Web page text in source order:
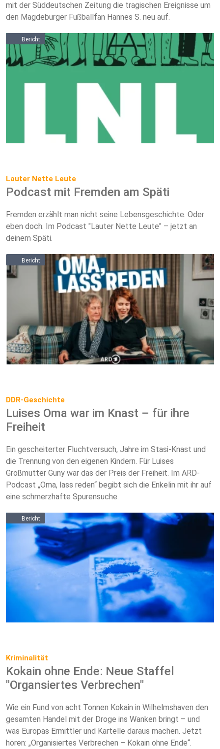
mit der Süddeutschen Zeitung die tragischen Ereignisse um
den Magdeburger Fußballfan Hannes S. neu auf.
Bericht
Lauter Nette Leute
Podcast mit Fremden am Späti
Fremden erzählt man nicht seine Lebensgeschichte. Oder
eben doch. Im Podcast "Lauter Nette Leute" – jetzt an
deinem Späti.
Bericht
DDR-Geschichte
Luises Oma war im Knast – für ihre
Freiheit
Ein gescheiterter Fluchtversuch, Jahre im Stasi-Knast und
die Trennung von den eigenen Kindern. Für Luises
Großmutter Guny war das der Preis der Freiheit. Im ARD-
Podcast „Oma, lass reden“ begibt sich die Enkelin mit ihr auf
eine schmerzhafte Spurensuche.
Bericht
Kriminalität
Kokain ohne Ende: Neue Staffel
"Organsiertes Verbrechen"
Wie ein Fund von acht Tonnen Kokain in Wilhelmshaven den
gesamten Handel mit der Droge ins Wanken bringt – und
was Europas Ermittler und Kartelle daraus machen. Jetzt
hören: „Organisiertes Verbrechen – Kokain ohne Ende“.